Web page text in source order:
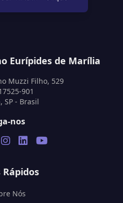
Eurípides de Marília
Muzzi Filho, 529
901
SP - Brasil
nos
Rápidos
Nós